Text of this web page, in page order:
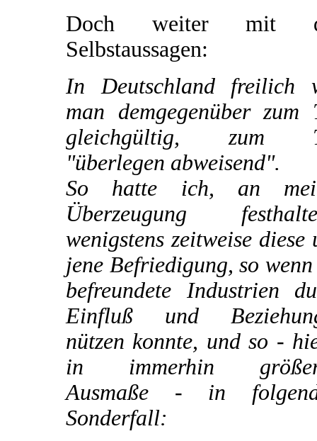
Doch weiter mit
Selbstaussagen:
In Deutschland freilich
man demgegenüber zum
gleichgültig, zum
"überlegen abweisend".
So hatte ich, an
Überzeugung
wenigstens zeitweise diese
jene Befriedigung, so
befreundete Industrien
Einfluß und
nützen konnte, und so -
in immerhin
Ausmaße - in
Sonderfall: